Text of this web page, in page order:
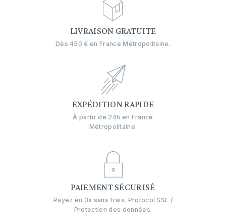
LIVRAISON GRATUITE
Dès 450 € en France Métropolitaine.
EXPÉDITION RAPIDE
À partir de 24h en France
Métropolitaine.
PAIEMENT SÉCURISÉ
Payez en 3x sans frais. Protocol SSL /
Protection des données.